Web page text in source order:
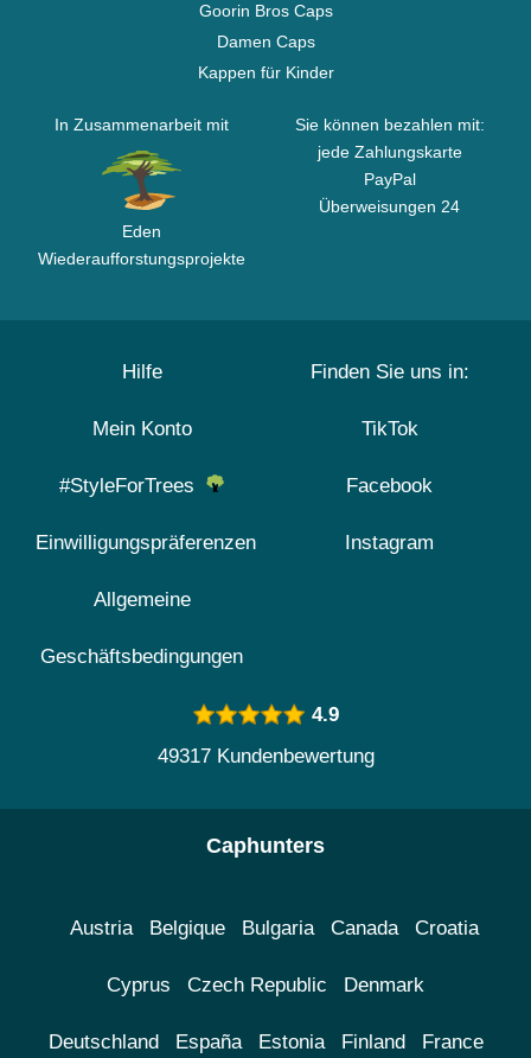
Goorin Bros Caps
Damen Caps
Kappen für Kinder
In Zusammenarbeit mit
Eden
Wiederaufforstungsprojekte
Sie können bezahlen mit:
jede Zahlungskarte
PayPal
Überweisungen 24
Hilfe
Mein Konto
#StyleForTrees
Einwilligungspräferenzen
Allgemeine
Geschäftsbedingungen
Finden Sie uns in:
TikTok
Facebook
Instagram
4.9
49317 Kundenbewertung
Caphunters
Austria Belgique Bulgaria Canada Croatia
Cyprus Czech Republic Denmark
Deutschland España Estonia Finland France